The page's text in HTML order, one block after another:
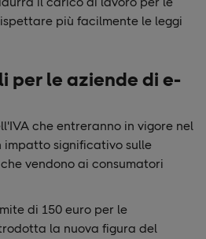
più facilmente le leggi
per le aziende di e-
che entreranno in vigore nel
impatto significativo sulle
vendono ai consumatori
di 150 euro per le
la nuova figura del